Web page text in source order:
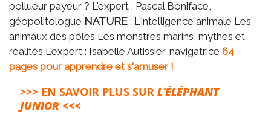
pollueur payeur ? L'expert : Pascal Boniface,
géopolitologue NATURE : L'intelligence animale Les
animaux des pôles Les monstres marins, mythes et
réalités L'expert : Isabelle Autissier, navigatrice 64
pages pour apprendre et s'amuser !
>>> EN SAVOIR PLUS SUR L’ÉLÉPHANT
JUNIOR <<<